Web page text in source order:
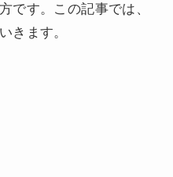
です。この記事では、
きます。